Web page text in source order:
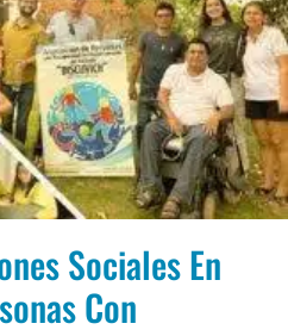
Sociales En
Con